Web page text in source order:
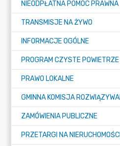
NIEODPŁATNA POMOC PRAWNA
TRANSMISJE NA ŻYWO
INFORMACJE OGÓLNE
PRAWO LOKALNE
ZAMÓWIENIA PUBLICZNE
PRZETARGI NA NIERUCHOMOŚCI